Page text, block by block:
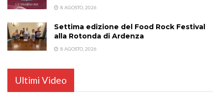
8 AGOSTO, 2026
Settima edizione del Food Rock Festival
alla Rotonda di Ardenza
8 AGOSTO, 2026
Ultimi Video